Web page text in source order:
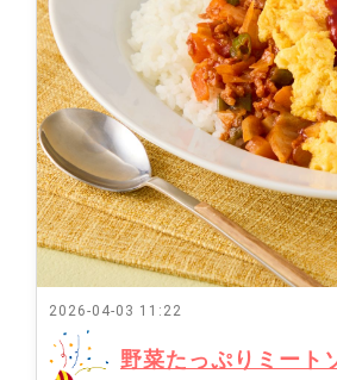
2026-04-03 11:22
野菜たっぷりミート